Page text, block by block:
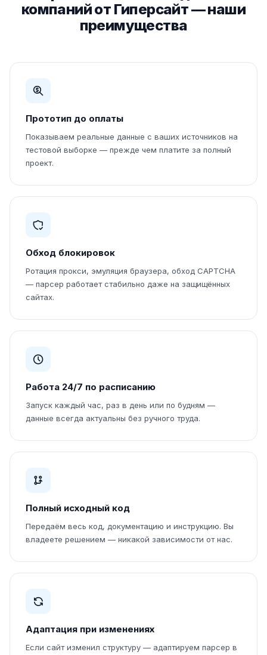
компаний от Гиперсайт — наши
преимущества
Прототип до оплаты
Показываем реальные данные с ваших источников на
тестовой выборке — прежде чем платите за полный
проект.
Обход блокировок
Ротация прокси, эмуляция браузера, обход CAPTCHA
— парсер работает стабильно даже на защищённых
сайтах.
Работа 24/7 по расписанию
Запуск каждый час, раз в день или по будням —
данные всегда актуальны без ручного труда.
Полный исходный код
Передаём весь код, документацию и инструкцию. Вы
владеете решением — никакой зависимости от нас.
Адаптация при изменениях
Если сайт изменил структуру — адаптируем парсер в